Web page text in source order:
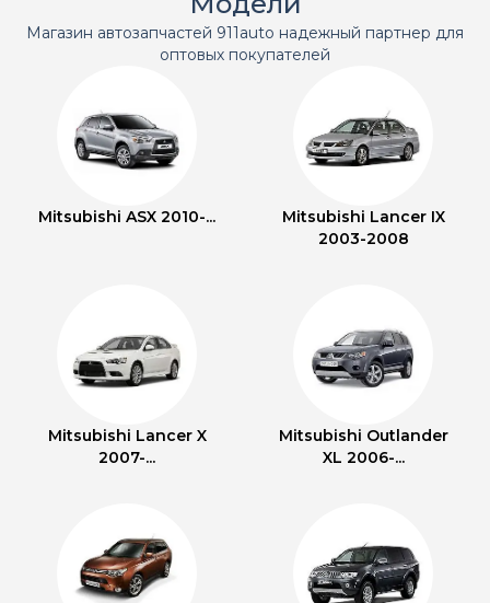
Магазин автозапчастей 911auto надежный партнер для
оптовых покупателей
Mitsubishi ASX 2010-...
Mitsubishi Lancer IX
2003-2008
Mitsubishi Lancer X
2007-...
Mitsubishi Outlander
XL 2006-...